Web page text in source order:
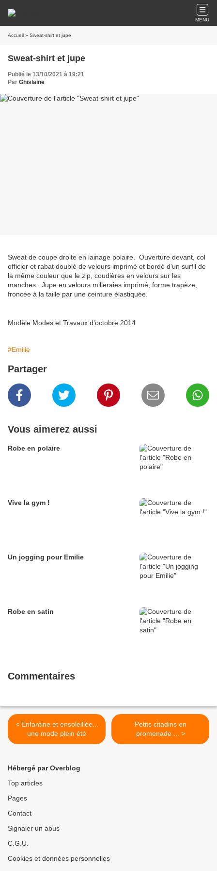
MENU
Accueil » Sweat-shirt et jupe
Sweat-shirt et jupe
Publié le 13/10/2021 à 19:21
Par Ghislaine
Sweat de coupe droite en lainage polaire. Ouverture devant, col
officier et rabat doublé de velours imprimé et bordé d'un surfil de
la même couleur que le zip, coudières en velours sur les
manches. Jupe en velours milleraies imprimé, forme trapèze,
froncée à la taille par une ceinture élastiquée.
Modèle Modes et Travaux d'octobre 2014
#Emilie
Partager
Vous aimerez aussi
Robe en polaire
Vive la gym !
Un jogging pour Emilie
Robe en satin
Commentaires
< Enfantine et ensoleillée...
une mode plein été
Petits citadins en
promenade ... >
Hébergé par Overblog
Top articles
Pages
Contact
Signaler un abus
C.G.U.
Cookies et données personnelles